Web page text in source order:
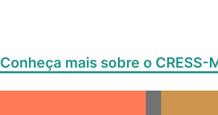
Conheça mais sobre o CRESS-